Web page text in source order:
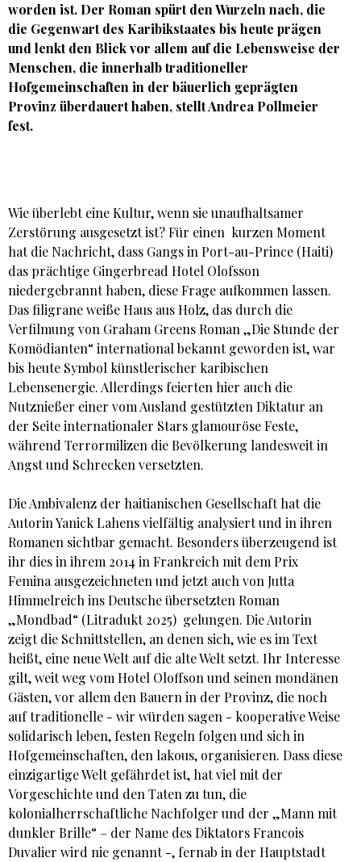
worden ist. Der Roman spürt den Wurzeln nach, die
die Gegenwart des Karibikstaates bis heute prägen
und lenkt den Blick vor allem auf die Lebensweise der
Menschen, die innerhalb traditioneller
Hofgemeinschaften in der bäuerlich geprägten
Provinz überdauert haben, stellt Andrea Pollmeier
fest.
Wie überlebt eine Kultur, wenn sie unaufhaltsamer
Zerstörung ausgesetzt ist? Für einen kurzen Moment
hat die Nachricht, dass Gangs in Port-au-Prince (Haiti)
das prächtige Gingerbread Hotel Olofsson
niedergebrannt haben, diese Frage aufkommen lassen.
Das filigrane weiße Haus aus Holz, das durch die
Verfilmung von Graham Greens Roman „Die Stunde der
Komödianten“ international bekannt geworden ist, war
bis heute Symbol künstlerischer karibischen
Lebensenergie. Allerdings feierten hier auch die
Nutznießer einer vom Ausland gestützten Diktatur an
der Seite internationaler Stars glamouröse Feste,
während Terrormilizen die Bevölkerung landesweit in
Angst und Schrecken versetzten.
Die Ambivalenz der haitianischen Gesellschaft hat die
Autorin Yanick Lahens vielfältig analysiert und in ihren
Romanen sichtbar gemacht. Besonders überzeugend ist
ihr dies in ihrem 2014 in Frankreich mit dem Prix
Femina ausgezeichneten und jetzt auch von Jutta
Himmelreich ins Deutsche übersetzten Roman
„Mondbad“ (Litradukt 2025) gelungen. Die Autorin
zeigt die Schnittstellen, an denen sich, wie es im Text
heißt, eine neue Welt auf die alte Welt setzt. Ihr Interesse
gilt, weit weg vom Hotel Oloffson und seinen mondänen
Gästen, vor allem den Bauern in der Provinz, die noch
auf traditionelle - wir würden sagen - kooperative Weise
solidarisch leben, festen Regeln folgen und sich in
Hofgemeinschaften, den lakous, organisieren. Dass diese
einzigartige Welt gefährdet ist, hat viel mit der
Vorgeschichte und den Taten zu tun, die
kolonialherrschaftliche Nachfolger und der „Mann mit
dunkler Brille“ – der Name des Diktators Francois
Duvalier wird nie genannt -, fernab in der Hauptstadt